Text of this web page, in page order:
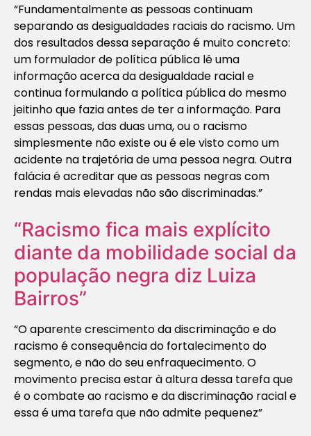
“Fundamentalmente as pessoas continuam
separando as desigualdades raciais do racismo. Um
dos resultados dessa separação é muito concreto:
um formulador de política pública lê uma
informação acerca da desigualdade racial e
continua formulando a política pública do mesmo
jeitinho que fazia antes de ter a informação. Para
essas pessoas, das duas uma, ou o racismo
simplesmente não existe ou é ele visto como um
acidente na trajetória de uma pessoa negra. Outra
falácia é acreditar que as pessoas negras com
rendas mais elevadas não são discriminadas.”
“Racismo fica mais explícito
diante da mobilidade social da
população negra diz Luiza
Bairros”
“O aparente crescimento da discriminação e do
racismo é consequência do fortalecimento do
segmento, e não do seu enfraquecimento. O
movimento precisa estar à altura dessa tarefa que
é o combate ao racismo e da discriminação racial e
essa é uma tarefa que não admite pequenez”